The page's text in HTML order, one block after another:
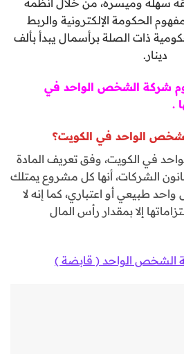
سهلة وميسرة، من خلال أنظمة
الحكومة الإلكترونية والربط
ذات الصلة برأسمال يبدأ بألف
دينار.
شركة الشخص الواحد في
.
الواحد في الكويت؟
في الكويت، وفق تعريف المادة
الشركات، أنها كل مشروع يمتلك
طبيعي أو اعتباري، كما إنه لا
إلا بمقدار رأس المال
الشخص الواحد ( قابضة )